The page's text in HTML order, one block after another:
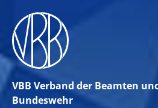
VBB Verband der Beamten
Bundeswehr